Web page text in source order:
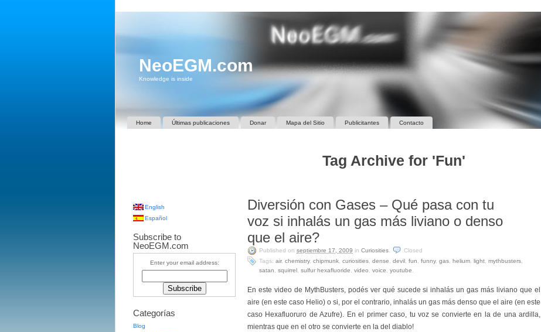
NeoEGM.com
Knowledge is inside
Home Últimas publicaciones Donar Mapa del Sitio Publicitantes Contacto
Tag Archive for 'Fun'
Diversión con Gases – Qué pasa con tu
voz si inhalás un gas más liviano o denso
que el aire?
Published on septiembre 17, 2009 in Curiosities
Closed
Tags: air, chemistry, chipmunk curiosities dense devil fun funny, gas helium light mythbusters
satan
squirrel sulfur hexafluoride video voice youtube
En este video de MythBusters, podés ver qué sucede si inhalás un gas más liviano que el
aire (en este caso Helio) o si, por el contrario, inhalás un gas más denso que el aire (en este
caso Hexafluoruro de Azufre). En el primer caso, tu voz se convierte en la de una ardilla,
mientras que en el otro se convierte en la del diablo!
English
Español
Subscribe to
NeoEGM.com
Enter your email address:
Categorías
Blog